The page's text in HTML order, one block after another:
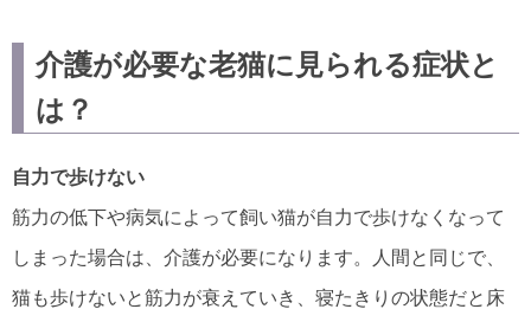
介護が必要な老猫に見られる症状と
は？
自力で歩けない
筋力の低下や病気によって飼い猫が自力で歩けなくなって
しまった場合は、介護が必要になります。人間と同じで、
猫も歩けないと筋力が衰えていき、寝たきりの状態だと床